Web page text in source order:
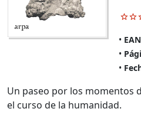
Un paseo por los momentos
el curso de la humanidad.